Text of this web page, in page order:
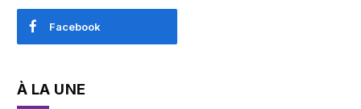
Facebook
À LA UNE